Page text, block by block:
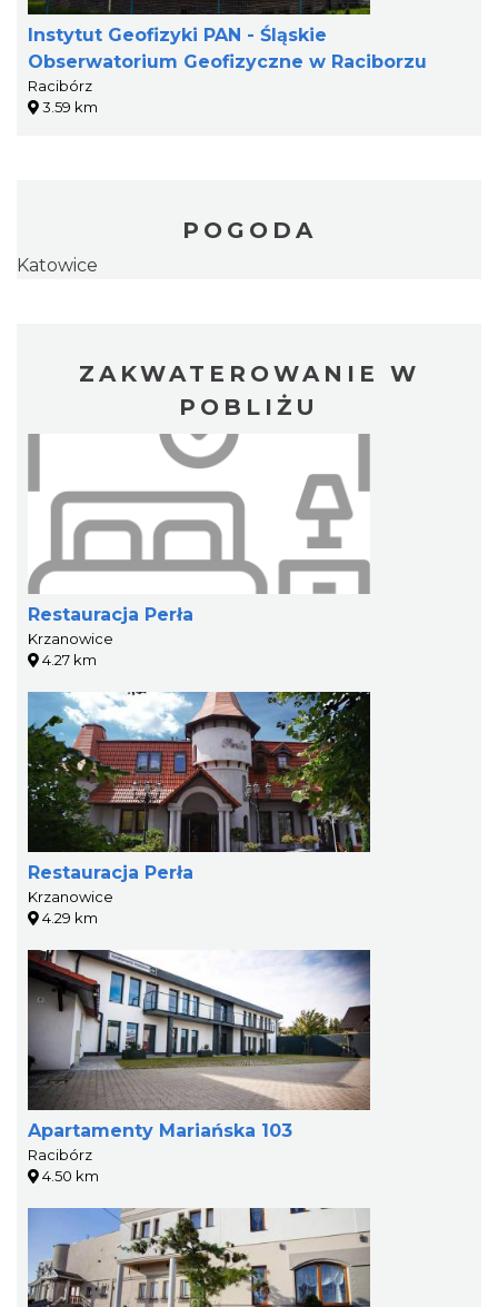
Instytut Geofizyki PAN - Śląskie
Obserwatorium Geofizyczne w Raciborzu
Racibórz
3.59 km
POGODA
Katowice
ZAKWATEROWANIE W
POBLIŻU
Restauracja Perła
Krzanowice
4.27 km
Restauracja Perła
Krzanowice
4.29 km
Apartamenty Mariańska 103
Racibórz
4.50 km